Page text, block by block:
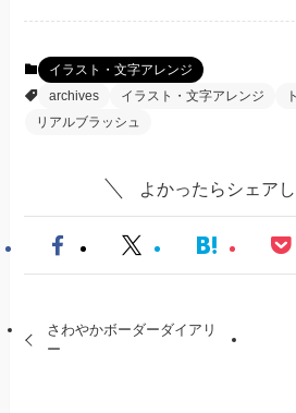
イラスト・文字アレンジ
archives
イラスト・文字アレンジ
リアルブラッシュ
よかったらシェアし
さわやかボーダーダイアリ
ー